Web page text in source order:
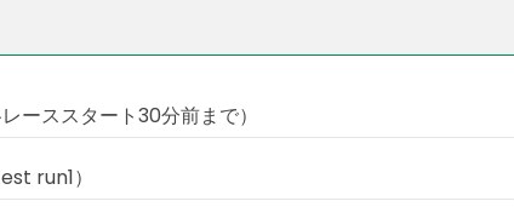
ーススタート30分前まで）
run1）